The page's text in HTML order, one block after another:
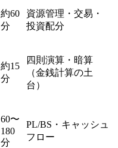
約60
分
資源管理・交易・
投資配分
約15
分
四則演算・暗算
（金銭計算の土
台）
60〜
180
分
PL/BS・キャッシュ
フロー